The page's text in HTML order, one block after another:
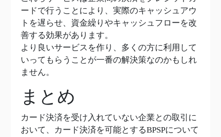
ードで行うことにより、実際のキャッシュアウ
トを遅らせ、資金繰りやキャッシュフローを改
善する効果があります。
より良いサービスを作り、多くの方に利用して
いってもらうことが一番の解決策なのかもしれ
ません。
まとめ
カード決済を受け入れていない企業との取引に
おいて、カード決済を可能とするBPSPについて